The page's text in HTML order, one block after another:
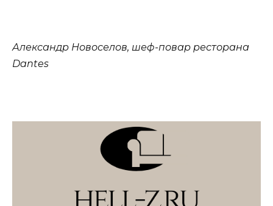
Александр Новоселов, шеф-повар ресторана
Dantes